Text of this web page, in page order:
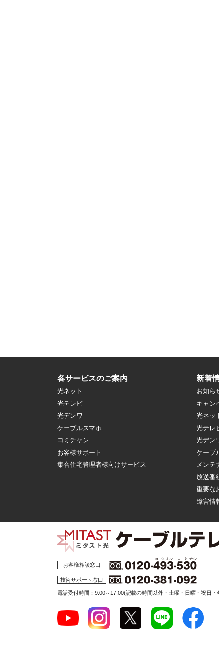
各サービスのご案内
光ネット
光テレビ
光デンワ
ケーブルスマホ
コミチャン
お客様サポート
集合住宅管理者様向けサービス
新着
お知ら
キャン
光ネッ
光テレ
光デン
ケーブ
メンテ
放送番
重要な
障害情
お客様相談窓口
技術サポート窓口
電話受付時間：9:00～17:00(記載の時間以外・土曜・日曜・祝日